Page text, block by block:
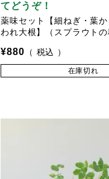
てどうぞ！
薬味セット【細ねぎ・葉
われ大根】（スプラウトの
¥880 税込
在庫切れ